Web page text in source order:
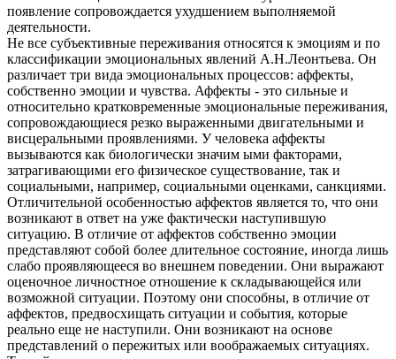
появление сопровождается ухудшением выполняемой
деятельности.
Не все субъективные переживания относятся к эмоциям и по
классификации эмоциональных явлений А.Н.Леонтьева. Он
различает три вида эмоциональных процессов: аффекты,
собственно эмоции и чувства. Аффекты - это сильные и
относительно кратковременные эмоциональные переживания,
сопровождающиеся резко выраженными двигательными и
висцеральными проявлениями. У человека аффекты
вызываются как биологически значим ыми факторами,
затрагивающими его физическое существование, так и
социальными, например, социальными оценками, санкциями.
Отличительной особенностью аффектов является то, что они
возникают в ответ на уже фактически наступившую
ситуацию. В отличие от аффектов собственно эмоции
представляют собой более длительное состояние, иногда лишь
слабо проявляющееся во внешнем поведении. Они выражают
оценочное личностное отношение к складывающейся или
возможной ситуации. Поэтому они способны, в отличие от
аффектов, предвосхищать ситуации и события, которые
реально еще не наступили. Они возникают на основе
представлений о пережитых или воображаемых ситуациях.